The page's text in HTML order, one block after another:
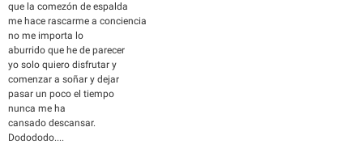
que la comezón de espalda
me hace rascarme a conciencia
no me importa lo
aburrido que he de parecer
yo solo quiero disfrutar y
comenzar a soñar y dejar
pasar un poco el tiempo
nunca me ha
cansado descansar.
Dodododo....